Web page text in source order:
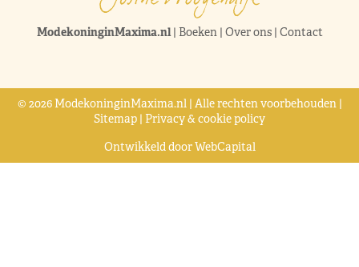
ModekoninginMaxima.nl| Boeken| Over ons| Contact
© 2026 ModekoninginMaxima.nl | Alle rechten voorbehouden |
Sitemap | Privacy & cookie policy
Ontwikkeld doorWebCapital